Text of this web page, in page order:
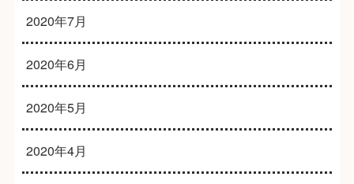
2020年7月
2020年6月
2020年5月
2020年4月